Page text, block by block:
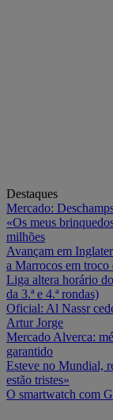
Destaques
Mercado:
«Os meus
milhões
Avançam em
a Marrocos em troco
Liga altera horário
da 3.ª e 4.ª rondas)
Oficial: Al Nassr
Artur Jorge
Mercado Alverca:
garantido
Esteve no Mundial,
estão tristes»
O smartwatch com